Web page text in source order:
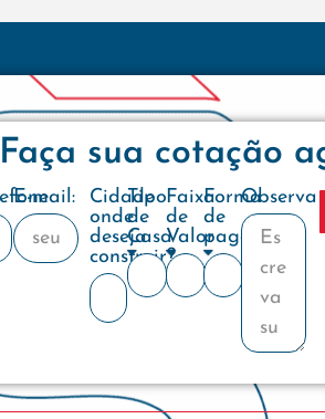
Faça sua cotação
E-mail:
Cidade
onde
deseja
construir?
Tipo
de
Casa
Faixa
de
Valor
Forma
de
pagamento